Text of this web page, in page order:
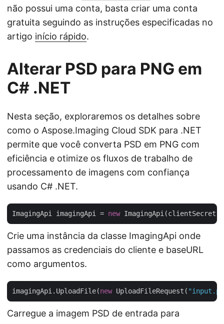
não possui uma conta, basta criar uma conta
gratuita seguindo as instruções especificadas no
artigo início rápido.
Alterar PSD para PNG em
C# .NET
Nesta seção, exploraremos os detalhes sobre
como o Aspose.Imaging Cloud SDK para .NET
permite que você converta PSD em PNG com
eficiência e otimize os fluxos de trabalho de
processamento de imagens com confiança
usando C# .NET.
ImagingApi imagingApi = new
Crie uma instância da classe ImagingApi onde
passamos as credenciais do cliente e baseURL
como argumentos.
imagingApi.UploadFile(new UploadFileRequest(
Carregue a imagem PSD de entrada para